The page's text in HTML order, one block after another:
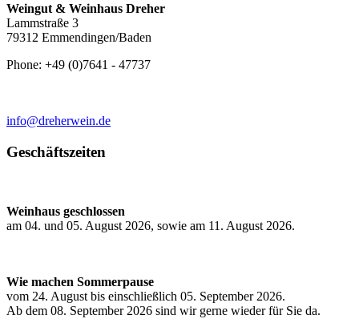
Weingut & Weinhaus Dreher
Lammstraße 3
79312 Emmendingen/Baden
Phone: +49 (0)7641 - 47737
info@dreherwein.de
Geschäftszeiten
Weinhaus geschlossen
am 04. und 05. August 2026, sowie am 11. August 2026.
Wie machen Sommerpause
vom 24. August bis einschließlich 05. September 2026.
Ab dem 08. September 2026 sind wir gerne wieder für Sie da.